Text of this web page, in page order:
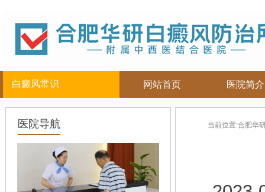
白癜风常识
儿童
女性
头部
背部
网站首页 医院简介
医院导航 当前位置:合肥华